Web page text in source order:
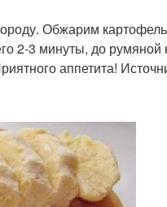
Обжарим
2-3 минуты, до румяной
аппетита!